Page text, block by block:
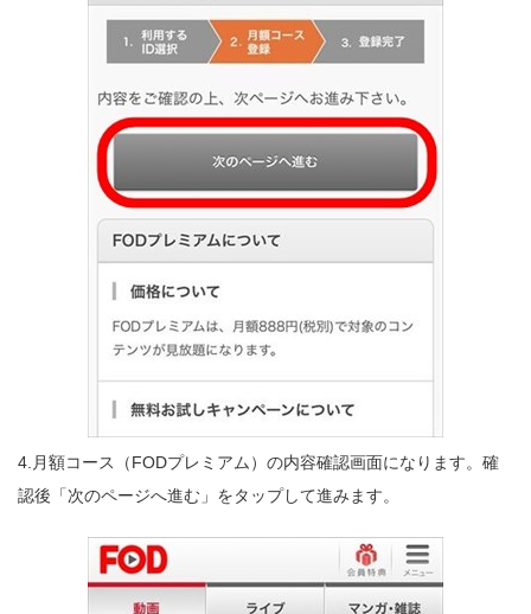
4.月額コース（FODプレミアム）の内容確認画面になります。確
認後「次のページへ進む」をタップして進みます。